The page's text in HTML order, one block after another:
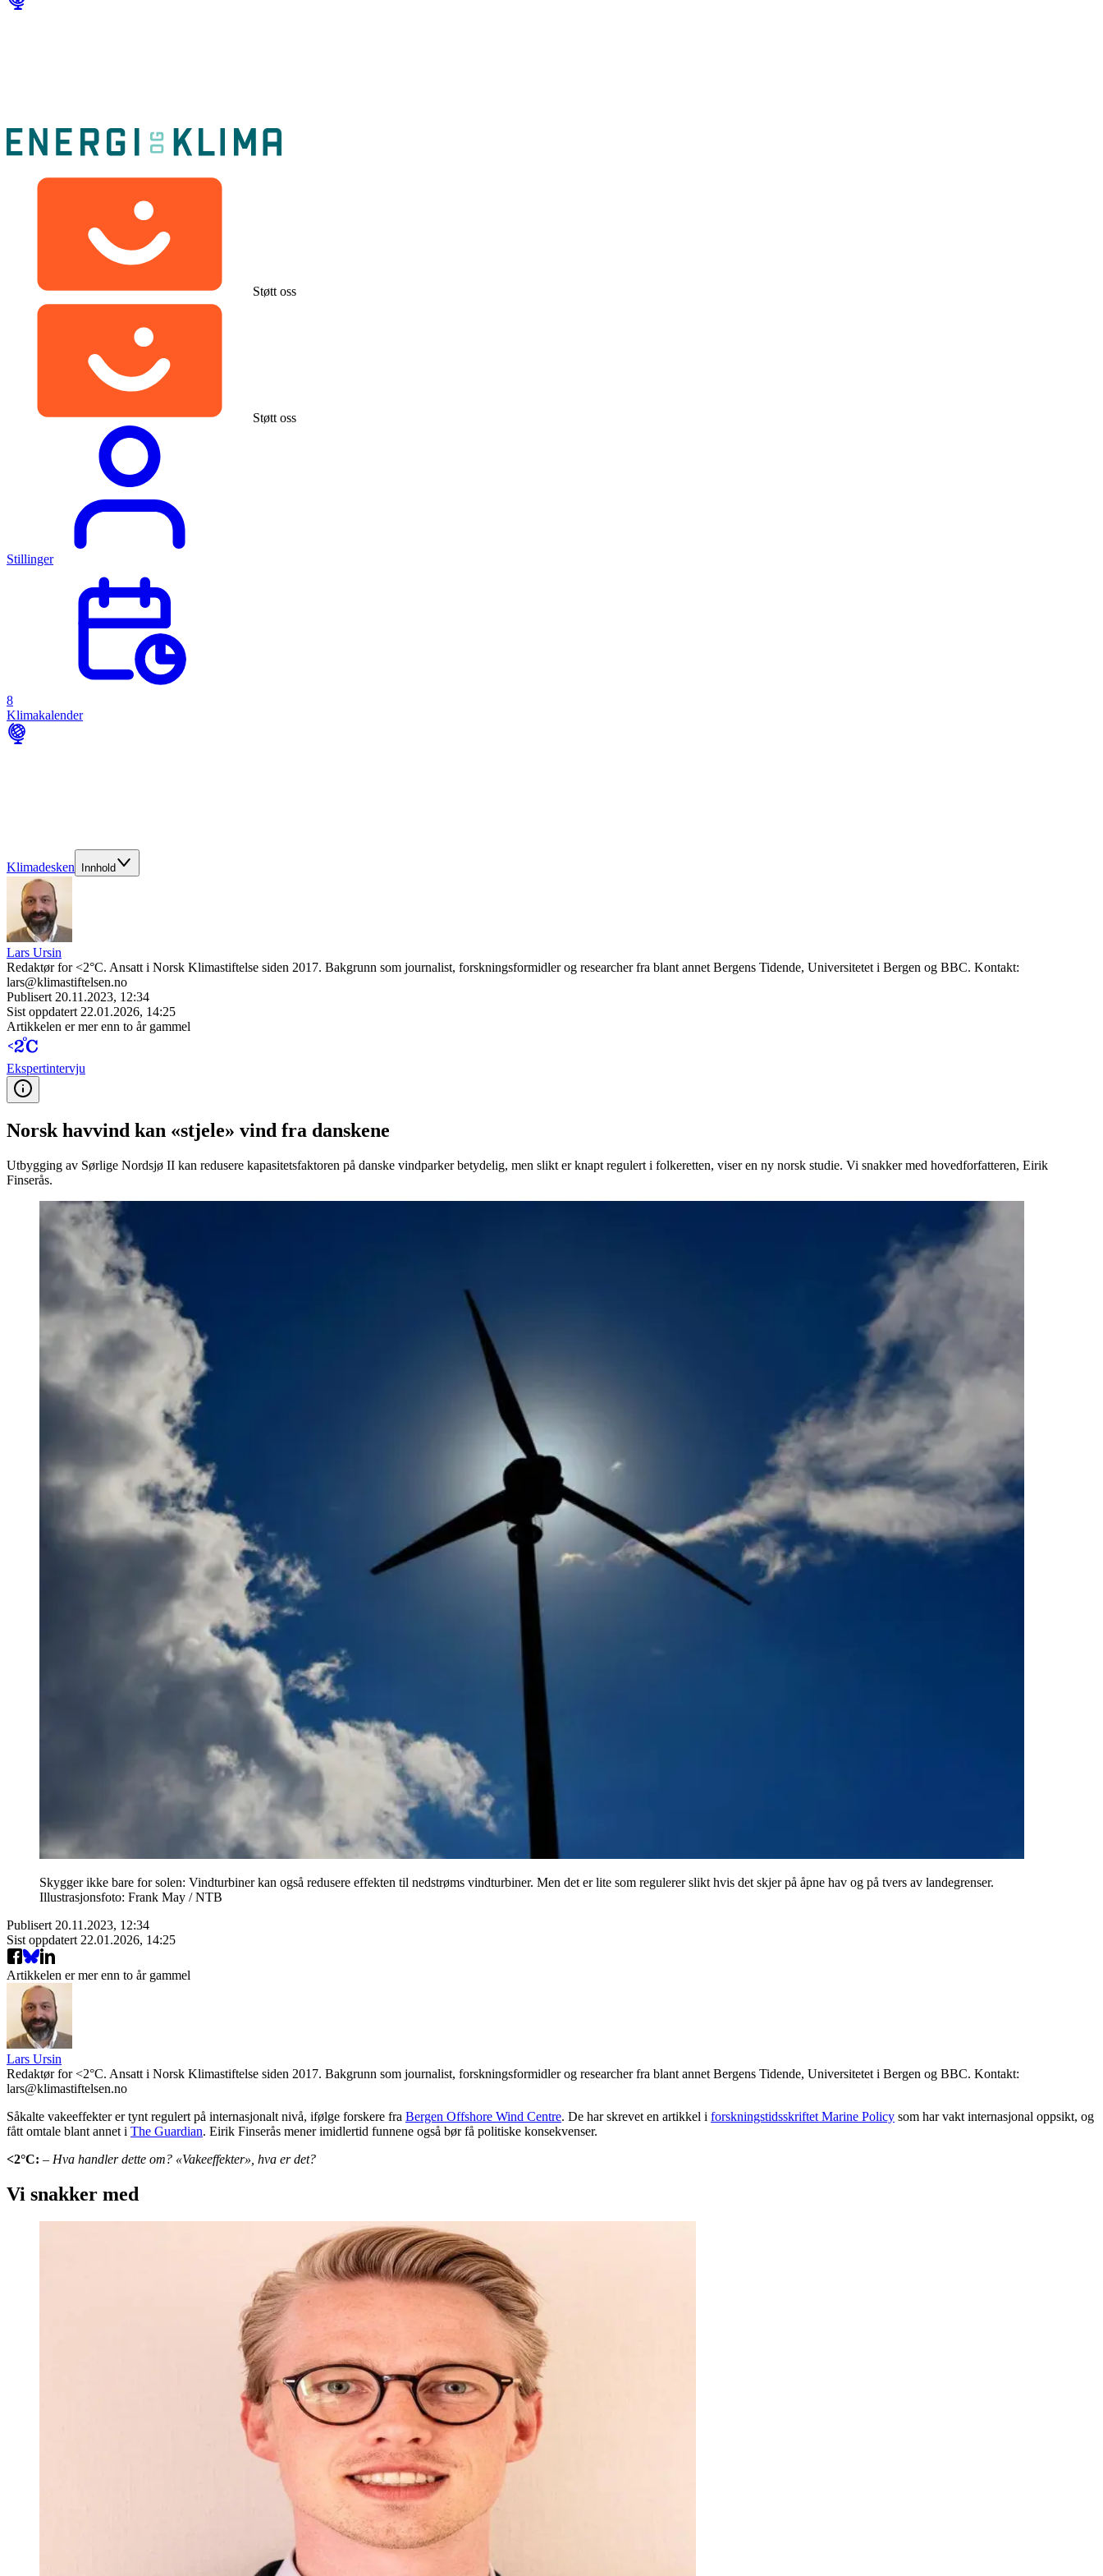
Støtt oss
Støtt oss
Stillinger
8
Klimakalender
Klimadesken Innhold
Lars Ursin
Redaktør for <2°C. Ansatt i Norsk Klimastiftelse siden 2017. Bakgrunn som journalist, forskningsformidler og researcher fra blant annet Bergens Tidende, Universitetet i Bergen og BBC. Kontakt:
lars@klimastiftelsen.no
Publisert 20.11.2023, 12:34
Sist oppdatert 22.01.2026, 14:25
Artikkelen er mer enn to år gammel
Ekspert­intervju
Norsk havvind kan «stjele» vind fra danskene
Utbygging av Sørlige Nordsjø II kan redusere kapasitetsfaktoren på danske vindparker betydelig, men slikt er knapt regulert i folkeretten, viser en ny norsk studie. Vi snakker med hovedforfatteren, Eirik
Finserås.
Skygger ikke bare for solen: Vindturbiner kan også redusere effekten til nedstrøms vindturbiner. Men det er lite som regulerer slikt hvis det skjer på åpne hav og på tvers av landegrenser.
Illustrasjonsfoto: Frank May / NTB
Publisert 20.11.2023, 12:34
Sist oppdatert 22.01.2026, 14:25
Artikkelen er mer enn to år gammel
Lars Ursin
Redaktør for <2°C. Ansatt i Norsk Klimastiftelse siden 2017. Bakgrunn som journalist, forskningsformidler og researcher fra blant annet Bergens Tidende, Universitetet i Bergen og BBC. Kontakt:
lars@klimastiftelsen.no
Såkalte vakeeffekter er tynt regulert på internasjonalt nivå, ifølge forskere fra Bergen Offshore Wind Centre. De har skrevet en artikkel i forskningstidsskriftet Marine Policy som har vakt internasjonal oppsikt, og
fått omtale blant annet i The Guardian. Eirik Finserås mener imidlertid funnene også bør få politiske konsekvenser.
<2°C: – Hva handler dette om? «Vakeeffekter», hva er det?
Vi snakker med